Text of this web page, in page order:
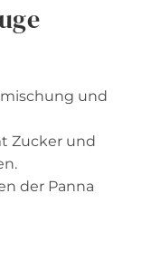
und
Zucker und
der Panna